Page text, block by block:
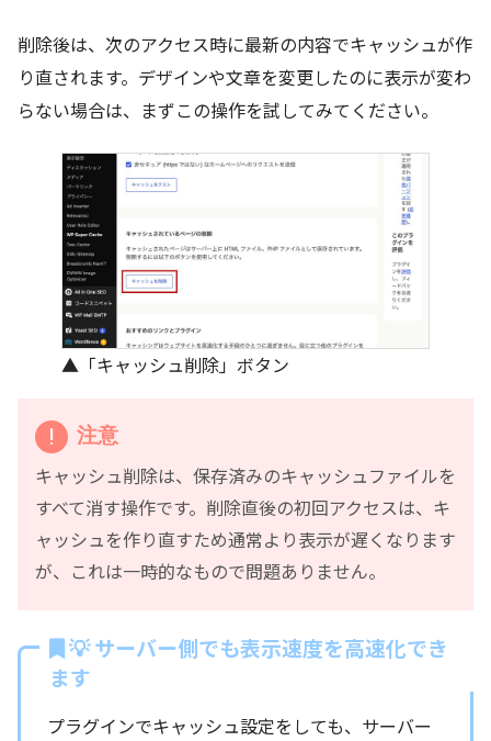
削除後は、次のアクセス時に最新の内容でキャッシュが作
り直されます。デザインや文章を変更したのに表示が変わ
らない場合は、まずこの操作を試してみてください。
▲「キャッシュ削除」ボタン
注意
キャッシュ削除は、保存済みのキャッシュファイルを
すべて消す操作です。削除直後の初回アクセスは、キ
ャッシュを作り直すため通常より表示が遅くなります
が、これは一時的なもので問題ありません。
💡 サーバー側でも表示速度を高速化でき
ます
プラグインでキャッシュ設定をしても、サーバー